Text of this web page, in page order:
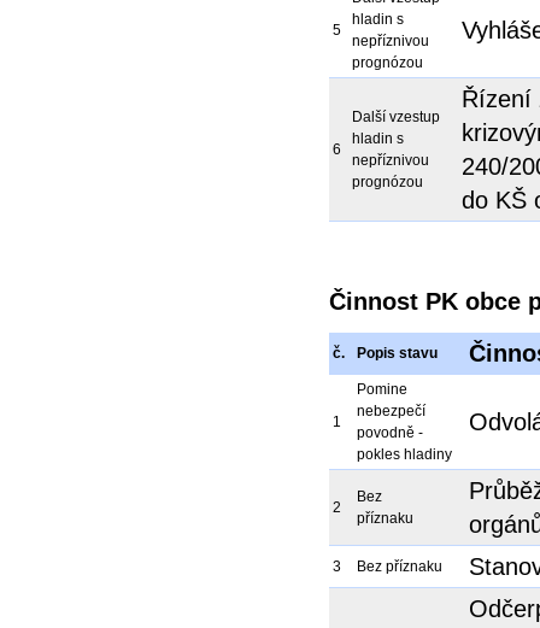
5
hladin s
nepříznivou
prognózou
6
Další vzestup
hladin s
nepříznivou
prognózou
Řízení
240/
do KŠ
Činnost PK obce
č. Popis stavu
1
Pomine
nebezpečí
povodně -
pokles hladiny
2
Bez
příznaku
3 Bez příznaku